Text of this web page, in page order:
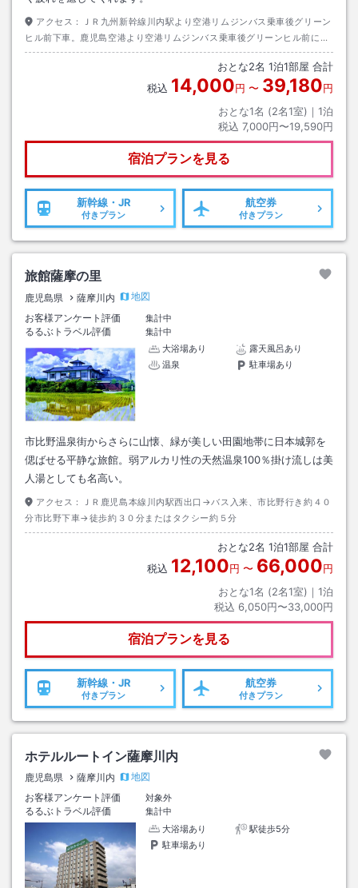
アクセス：
ＪＲ九州新幹線川内駅より空港リムジンバス乗車後グリーン
ヒル前下車。鹿児島空港より空港リムジンバス乗車後グリーンヒル前にて
下車。
おとな2名 1泊1部屋 合計
税込 14,000円 〜 39,180円
おとな1名 (2名1室)｜ 1泊
税込 7,000円〜19,590円
宿泊プランを見る
新幹線・JR
付きプラン
航空券
付きプラン
旅館薩摩の里
鹿児島県 薩摩川内
地図
お客様アンケート評価
集計中
るるぶトラベル評価
集計中
大浴場あり
露天風呂あり
温泉
駐車場あり
市比野温泉街からさらに山懐、緑が美しい田園地帯に日本城郭を
偲ばせる平静な旅館。弱アルカリ性の天然温泉100％掛け流しは美
人湯としても名高い。
アクセス：
ＪＲ鹿児島本線川内駅西出口→バス入来、市比野行き約４０
分市比野下車→徒歩約３０分またはタクシー約５分
おとな2名 1泊1部屋 合計
税込 12,100円 〜 66,000円
おとな1名 (2名1室)｜ 1泊
税込 6,050円〜33,000円
宿泊プランを見る
新幹線・JR
付きプラン
航空券
付きプラン
ホテルルートイン薩摩川内
鹿児島県 薩摩川内
地図
お客様アンケート評価
対象外
るるぶトラベル評価
集計中
大浴場あり
駅徒歩5分
駐車場あり